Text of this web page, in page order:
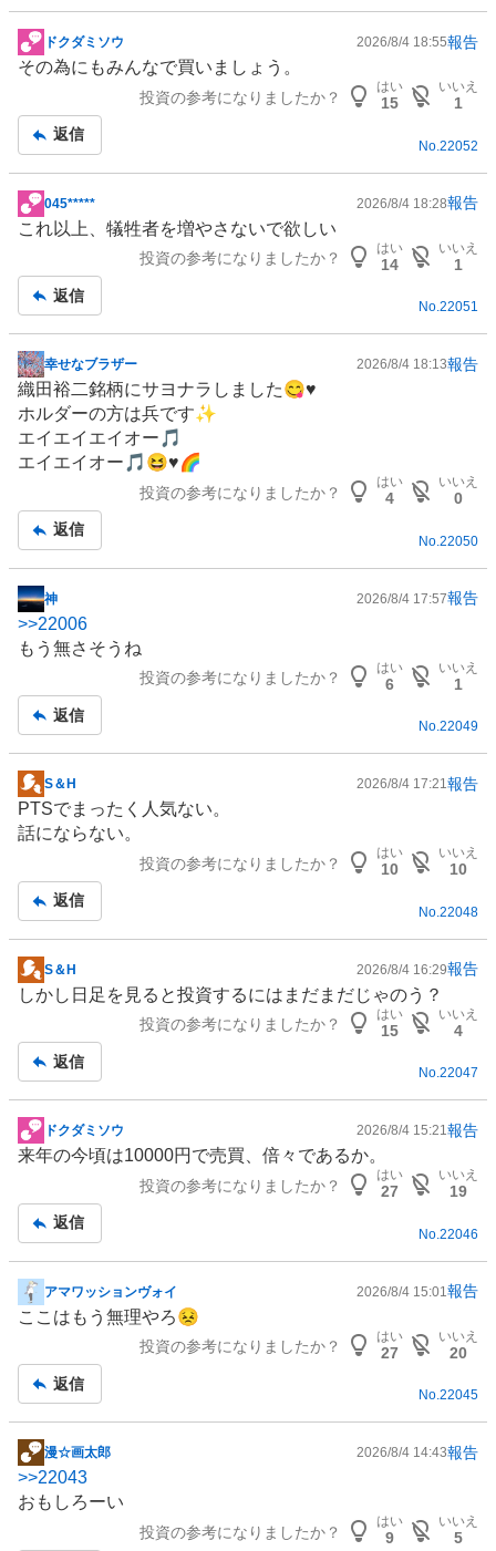
掲
示
事
ドクダミソウ 2026/8/4 18:55報告
その為にもみんなで買いましょう。
投資の参考になりましたか？
はい
15
いいえ
1
返信
No. 22052
掲
示
事
045***** 2026/8/4 18:28報告
これ以上、犠牲者を増やさないで欲しい
投資の参考になりましたか？
はい
14
いいえ
1
返信
No.22051
掲
示
板
記
事
幸せなブラザー 2026/8/4 18:13報告
織田裕二銘柄にサヨナラしました😋♥
ホルダーの方は兵です✨
エイエイエイオー🎵
エイエイオー🎵😆♥🌈
投資の参考になりましたか？
はい
4
いいえ
0
返信
No. 22050
掲
示
板
神 2026/8/4 17:57報告
>>22006
もう無さそうね
投資の参考になりましたか？
はい
6
いいえ
1
返信
No.22049
掲
示
板
S＆H 2026/8/4 17:21報告
PTSでまったく人気ない。
話にならない。
投資の参考になりましたか？
はい
10
いいえ
10
返信
No. 22048
掲
示
事
S＆H 2026/8/4 16:29報告
しかし日足を見ると投資するにはまだまだじゃのう？
投資の参考になりましたか？
はい
15
いいえ
4
返信
No.22047
掲
示
事
ドクダミソウ 2026/8/4 15:21報告
来年の今頃は10000円で売買、倍々であるか。
投資の参考になりましたか？
はい
27
いいえ
19
返信
No. 22046
掲
示
事
アマワッションヴォイ 2026/8/4 15:01 報告
ここはもう無理やろ😣
投資の参考になりましたか？
はい
27
いいえ
20
返信
No.22045
掲
示
板
漫☆画太郎 2026/8/4 14:43報告
>>22043
おもしろーい
投資の参考になりましたか？
はい
9
いいえ
5